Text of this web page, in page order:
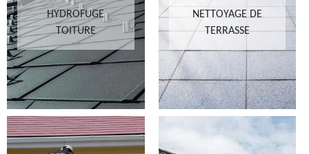
HYDROFUGE
TOITURE
NETTOYAGE DE
TERRASSE